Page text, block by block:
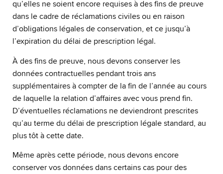
qu’elles ne soient encore requises à des fins de preuve
dans le cadre de réclamations civiles ou en raison
d’obligations légales de conservation, et ce jusqu’à
l’expiration du délai de prescription légal.
À des fins de preuve, nous devons conserver les
données contractuelles pendant trois ans
supplémentaires à compter de la fin de l’année au cours
de laquelle la relation d’affaires avec vous prend fin.
D’éventuelles réclamations ne deviendront prescrites
qu’au terme du délai de prescription légale standard, au
plus tôt à cette date.
Même après cette période, nous devons encore
conserver vos données dans certains cas pour des